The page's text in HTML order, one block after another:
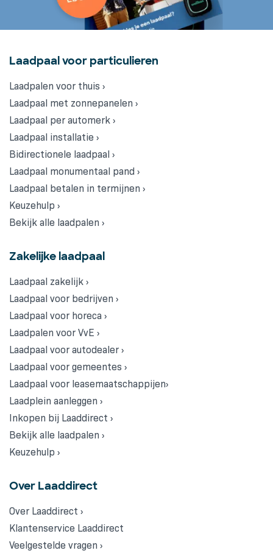
Laadpaal voor particulieren
Laadpalen voor thuis ›
Laadpaal met zonnepanelen ›
Laadpaal per automerk ›
Laadpaal installatie ›
Bidirectionele laadpaal ›
Laadpaal monumentaal pand ›
Laadpaal betalen in termijnen ›
Keuzehulp ›
Bekijk alle laadpalen ›
Zakelijke laadpaal
Laadpaal zakelijk ›
Laadpaal voor bedrijven ›
Laadpaal voor horeca ›
Laadpalen voor VvE ›
Laadpaal voor autodealer ›
Laadpaal voor gemeentes ›
Laadpaal voor leasemaatschappijen›
Laadplein aanleggen ›
Inkopen bij Laaddirect ›
Bekijk alle laadpalen ›
Keuzehulp ›
Over Laaddirect
Over Laaddirect ›
Klantenservice Laaddirect
Veelgestelde vragen ›